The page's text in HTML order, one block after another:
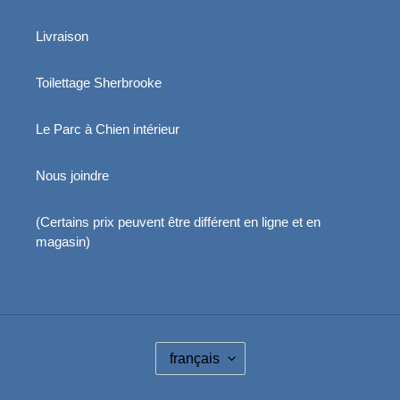
Livraison
Toilettage Sherbrooke
Le Parc à Chien intérieur
Nous joindre
(Certains prix peuvent être différent en ligne et en
magasin)
A
français